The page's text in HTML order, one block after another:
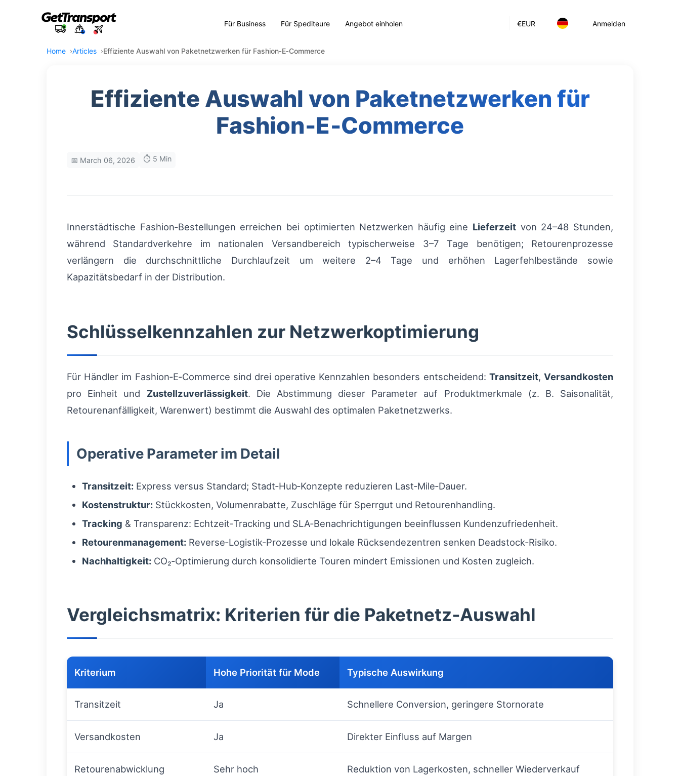
€EUR Anmelden
Für Business Für Spediteure Angebot einholen
Home Articles Effiziente Auswahl von Paketnetzwerken für Fashion‑E‑Commerce
Effiziente Auswahl von Paketnetzwerken für
Fashion‑E‑Commerce
📅 March 06, 2026 ⏱️ 5 Min
Innerstädtische Fashion‑Bestellungen erreichen bei optimierten Netzwerken häufig eine Lieferzeit von 24–48 Stunden,
während Standardverkehre im nationalen Versandbereich typischerweise 3–7 Tage benötigen; Retourenprozesse
verlängern die durchschnittliche Durchlaufzeit um weitere 2–4 Tage und erhöhen Lagerfehlbestände sowie
Kapazitätsbedarf in der Distribution.
Schlüsselkennzahlen zur Netzwerkoptimierung
Für Händler im Fashion‑E‑Commerce sind drei operative Kennzahlen besonders entscheidend: Transitzeit,Versandkosten
pro Einheit und Zustellzuverlässigkeit. Die Abstimmung dieser Parameter auf Produktmerkmale (z. B. Saisonalität,
Retourenanfälligkeit, Warenwert) bestimmt die Auswahl des optimalen Paketnetzwerks.
Operative Parameter im Detail
Transitzeit: Express versus Standard; Stadt‑Hub‑Konzepte reduzieren Last‑Mile‑Dauer.
Kostenstruktur: Stückkosten, Volumenrabatte, Zuschläge für Sperrgut und Retourenhandling.
Tracking & Transparenz: Echtzeit‑Tracking und SLA‑Benachrichtigungen beeinflussen Kundenzufriedenheit.
Retourenmanagement: Reverse‑Logistik‑Prozesse und lokale Rücksendezentren senken Deadstock‑Risiko.
Nachhaltigkeit: CO₂‑Optimierung durch konsolidierte Touren mindert Emissionen und Kosten zugleich.
Vergleichsmatrix: Kriterien für die Paketnetz‑Auswahl
Kriterium Hohe Priorität für Mode Typische Auswirkung
Transitzeit Ja Schnellere Conversion, geringere Stornorate
Versandkosten Ja Direkter Einfluss auf Margen
Retourenabwicklung Sehr hoch Reduktion von Lagerkosten, schneller Wiederverkauf